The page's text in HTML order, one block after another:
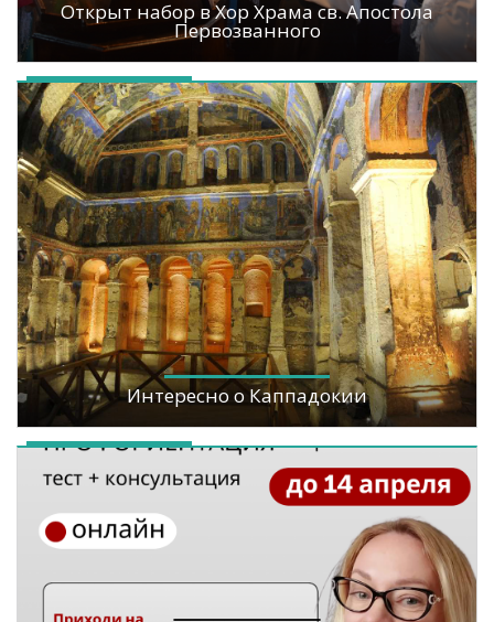
Открыт набор в Хор Храма св. Апостола
Первозванного
Интересно о Каппадокии